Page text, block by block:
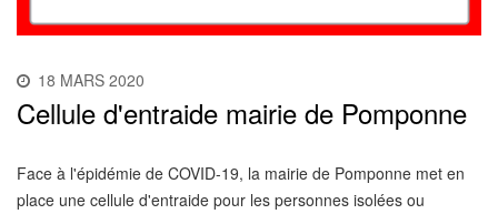
18 MARS 2020
Cellule d'entraide mairie de Pomponne
Face à l'épidémie de COVID-19, la mairie de Pomponne met en
place une cellule d'entraide pour les personnes isolées ou